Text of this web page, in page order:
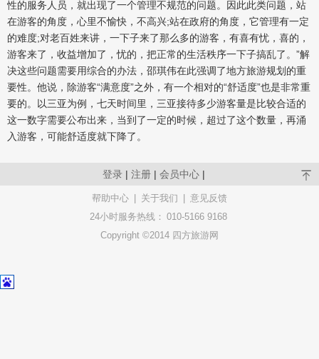
性的服务人员，就出现了一个管理不规范的问题。因此此类问题，站
在游客的角度，心里不愉快，不高兴;站在政府的角度，它管理有一定
的难度;对老百姓来讲，一下子来了那么多的游客，有喜有忧，喜的，
游客来了，收益增加了，忧的，把正常的生活秩序一下子搞乱了。”解
决这些问题需要用综合的办法，邵琪伟在此强调了地方旅游规划的重
要性。他说，除游客“满意度”之外，有一个相对的“舒适度”也是非常重
要的。以三亚为例，七天时间里，三亚接待多少游客量是比较合适的
这一数字需要公布出来，当到了一定的时候，超过了这个数量，再涌
入游客，可能舒适度就下降了。
登录 | 注册 | 会员中心 |
帮助中心 关于我们
意见反馈
24小时服务热线： 010-5166 9168
Copyright ©2014 四方旅游网